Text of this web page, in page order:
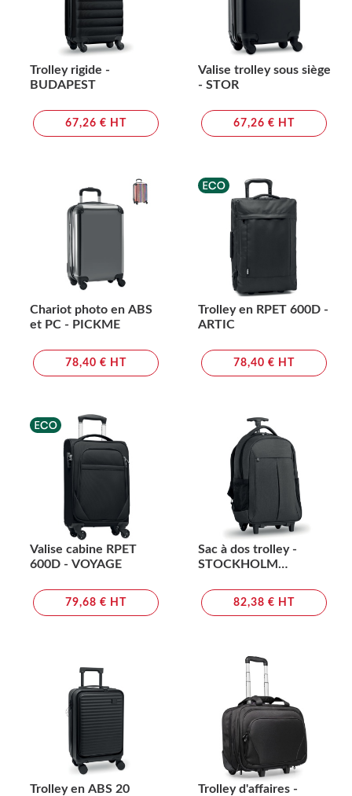
Trolley rigide -
BUDAPEST
67,26 € HT
Valise trolley sous siège
- STOR
67,26 € HT
Chariot photo en ABS
et PC - PICKME
78,40 € HT
Trolley en RPET 600D -
ARTIC
78,40 € HT
Valise cabine RPET
600D - VOYAGE
79,68 € HT
Sac à dos trolley -
STOCKHOLM
82,38 € HT
Trolley en ABS 20
Trolley d'affaires -